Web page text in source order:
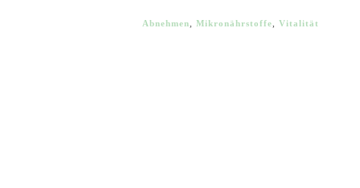
Abnehmen Mikronährstoffe Vitalität